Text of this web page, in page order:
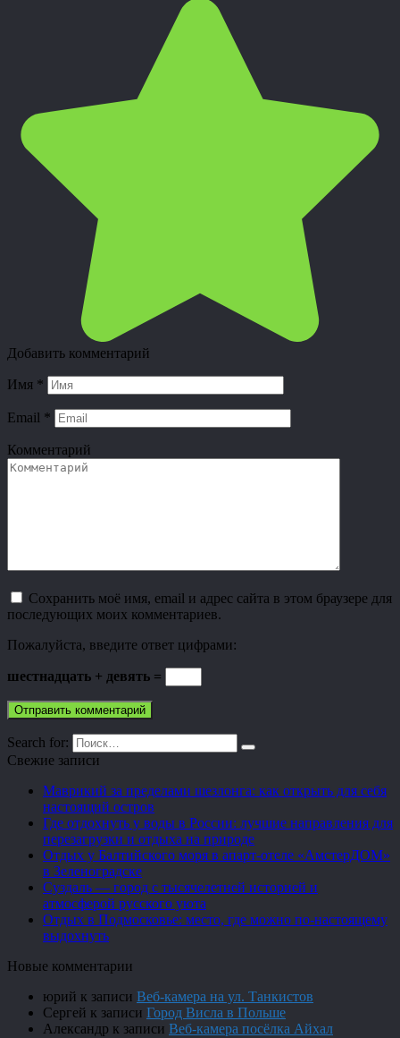
Добавить комментарий
Имя *
Email *
Комментарий
Сохранить моё имя, email и адрес сайта в этом браузере для
последующих моих комментариев.
Пожалуйста, введите ответ цифрами:
шестнадцать + девять =
Search for:
Свежие записи
Маврикий за пределами шезлонга: как открыть для себя
настоящий остров
Где отдохнуть у воды в России: лучшие направления для
перезагрузки и отдыха на природе
Отдых у Балтийского моря в апарт-отеле «АмстерДОМ»
в Зеленоградске
Суздаль — город с тысячелетней историей и
атмосферой русского уюта
Отдых в Подмосковье: место, где можно по-настоящему
выдохнуть
Новые комментарии
юрий к записи Веб-камера на ул. Танкистов
Сергей к записи Город Висла в Польше
Александр к записи Веб-камера посёлка Айхал